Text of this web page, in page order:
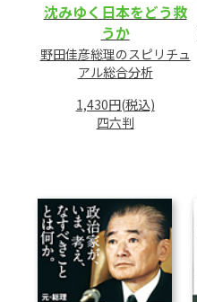
沈みゆく日本をどう救
うか
野田佳彦総理のスピリチュ
アル総合分析
1,430円(税込)
四六判